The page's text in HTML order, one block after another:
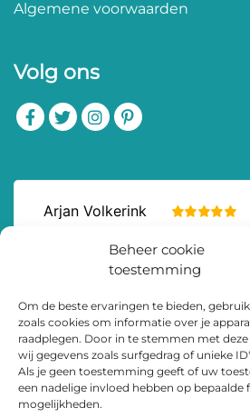
Beheer cookie
toestemming
Om de beste ervaringen te bieden,
zoals cookies om informatie over je
raadplegen. Door in te stemmen met
wij gegevens zoals surfgedrag of unieke
Als je geen toestemming geeft of uw
een nadelige invloed hebben op bepaalde
mogelijkheden.
Algemene voorwaarden
Volg ons